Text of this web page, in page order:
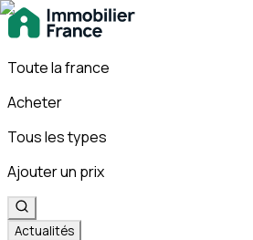
Toute la france
Acheter
Tous les types
Ajouter un prix
Actualités